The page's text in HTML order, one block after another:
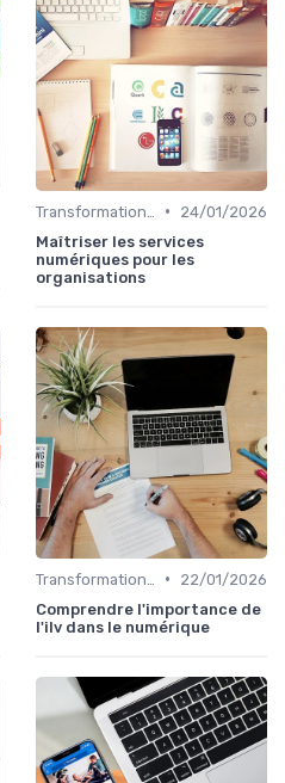
•
24/01/2026
Maîtriser les services
numériques pour les
organisations
•
22/01/2026
Comprendre l'importance de
l'ilv dans le numérique